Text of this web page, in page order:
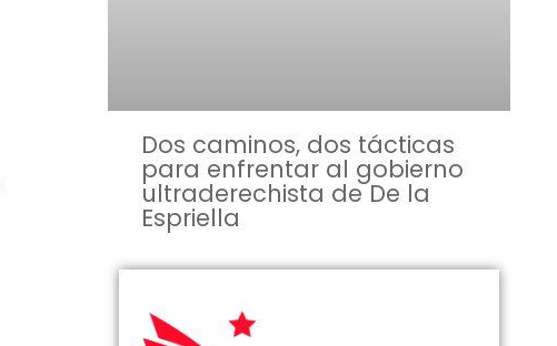
Dos caminos, dos tácticas
para enfrentar al gobierno
ultraderechista de De la
Espriella